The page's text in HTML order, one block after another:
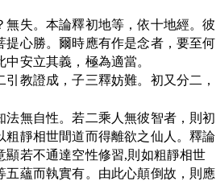
失。本論釋初地等，依十地經。彼
心勝。爾時應有作是念者，要至何
安立其義，極為適當。
教證成，子三釋妨難。初又分二，
無自性。若二乘人無彼智者，則初
靜相世間道而得離欲之仙人。釋論
顯若不通達空性修習,則如粗靜相世
五蘊而執實有。由此心顛倒故，則應